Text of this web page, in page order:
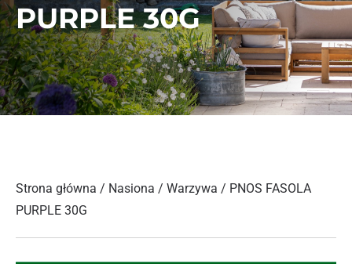
PURPLE 30G
Strona główna / Nasiona / Warzywa / PNOS FASOLA
PURPLE 30G